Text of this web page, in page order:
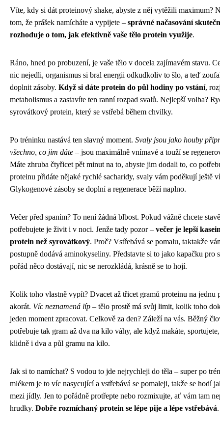
Víte, kdy si dát proteinový shake, abyste z něj vytěžili maximum?
tom, že prášek namícháte a vypijete – správné načasování
rozhoduje o tom, jak efektivně vaše tělo protein využije.
Ráno, hned po probuzení, je vaše tělo v docela zajímavém stavu.
nic nejedli, organismus si bral energii odkudkoliv to šlo, a teď
doplnit zásoby. Když si dáte protein do půl hodiny po vstání,
metabolismus a zastavíte ten ranní rozpad svalů. Nejlepší volba?
syrovátkový protein, který se vstřebá během chvilky.
Po tréninku nastává ten slavný moment. Svaly jsou jako houby
všechno, co jim dáte – jsou maximálně vnímavé a touží se
Máte zhruba čtyřicet pět minut na to, abyste jim dodali to, co
proteinu přidáte nějaké rychlé sacharidy, svaly vám poděkují ještě
Glykogenové zásoby se doplní a regenerace běží naplno.
Večer před spaním? To není žádná blbost. Pokud vážně chcete
potřebujete je živit i v noci. Jenže tady pozor – večer je lepší
protein než syrovátkový. Proč? Vstřebává se pomalu, taktakže
postupně dodává aminokyseliny. Představte si to jako kapačku pro
pořád něco dostávají, nic se nerozkládá, krásně se to hojí.
Kolik toho vlastně vypít? Dvacet až třicet gramů proteinu na jednu
akorát. Víc neznamená líp – tělo prostě má svůj limit, kolik toho
jeden moment zpracovat. Celkově za den? Záleží na vás. Běžný
potřebuje tak gram až dva na kilo váhy, ale když makáte,
klidně i dva a půl gramu na kilo.
Jak si to namíchat? S vodou to jde nejrychleji do těla – super po
mlékem je to víc nasycující a vstřebává se pomaleji, takže se hodí
mezi jídly. Jen to pořádně protřepte nebo rozmixujte, ať vám tam
hrudky. Dobře rozmíchaný protein se lépe pije a lépe vstřebává.